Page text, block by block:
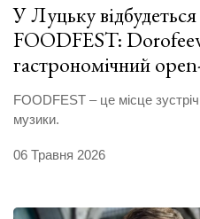
У Луцьку
FOODFEST:
гастрономічний
FOODFEST – це місце
музики.
06 Травня 2026